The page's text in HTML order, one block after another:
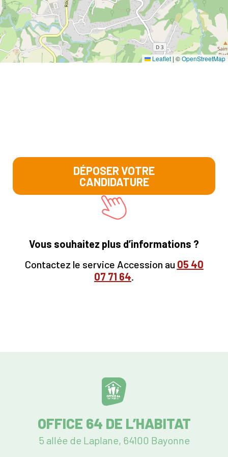
Leaflet | ©OpenStreetMap
DÉPOSER VOTRE
CANDIDATURE
Vous souhaitez plus d’informations ?
Contactez le service Accession au 05 40
07 71 64.
OFFICE 64 DE L’HABITAT
5 allée de Laplane, 64100 Bayonne